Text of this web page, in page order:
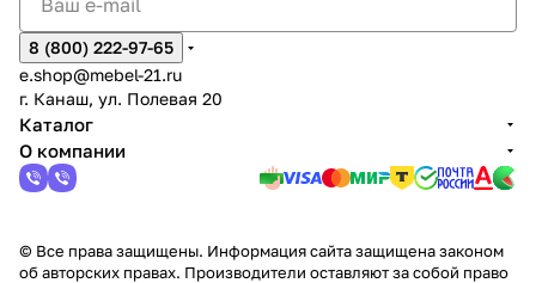
8 (800) 222-97-65
e.shop@mebel-21.ru
г. Канаш, ул. Полевая 20
Каталог
О компании
© Все права защищены. Информация сайта защищена законом
об авторских правах. Производители оставляют за собой право